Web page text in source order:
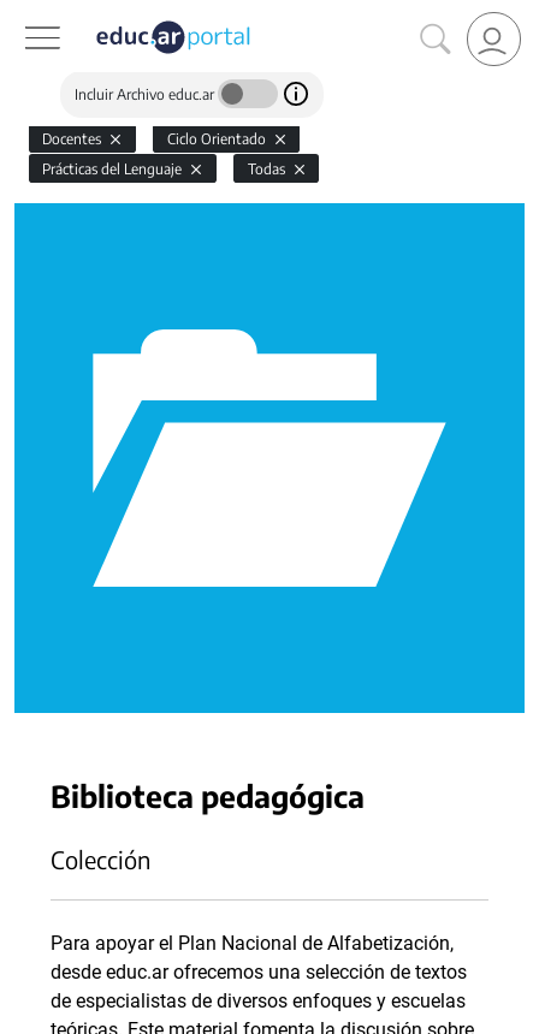
Incluir Archivo educ.ar
Docentes
Ciclo Orientado
Prácticas del Lenguaje
Todas
Biblioteca pedagógica
Colección
Para apoyar el Plan Nacional de Alfabetización,
desde educ.ar ofrecemos una selección de textos
de especialistas de diversos enfoques y escuelas